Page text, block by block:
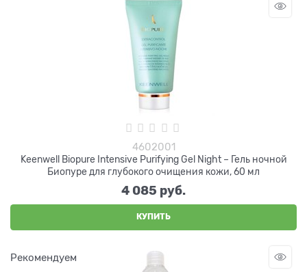
4602001
Keenwell Biopure Intensive Purifying Gel Night – Гель ночной
Биопуре для глубокого очищения кожи, 60 мл
4 085 руб.
КУПИТЬ
Рекомендуем